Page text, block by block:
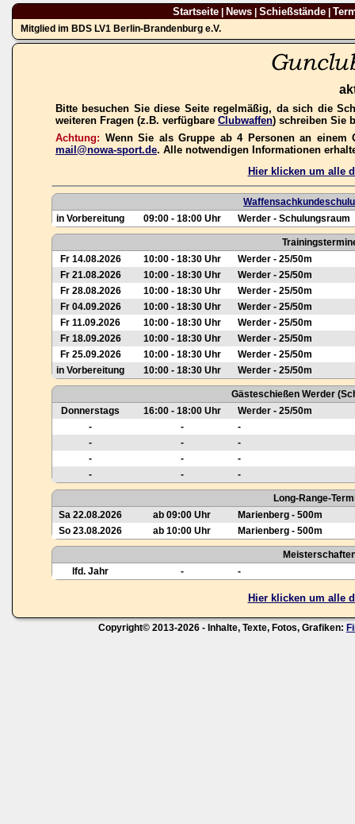
Startseite| News| Schießstände|
Mitglied im BDS LV1 Berlin-Brandenburg e.V.
Bitte besuchen Sie diese Seite regelmäßig, da sich die
weiteren Fragen (z.B. verfügbare Clubwaffen) schreiben Sie
Achtung: Wenn Sie als Gruppe ab 4 Personen an
mail@nowa-sport.de. Alle notwendigen Informationen
Hier klicken um alle
in Vorbereitung
09:00 - 18:00 Uhr Werder - Schulungsraum
Fr 14.08.2026
10:00 - 18:30 Uhr
Werder - 25/50m
Fr 21.08.2026
10:00 - 18:30 Uhr
Werder - 25/50m
Fr 28.08.2026
10:00 - 18:30 Uhr
Werder - 25/50m
Fr 04.09.2026
10:00 - 18:30 Uhr
Werder - 25/50m
Fr 11.09.2026
10:00 - 18:30 Uhr
Werder - 25/50m
Fr 18.09.2026
10:00 - 18:30 Uhr
Werder - 25/50m
Fr 25.09.2026
10:00 - 18:30 Uhr
Werder - 25/50m
in Vorbereitung
10:00 - 18:30 Uhr Werder - 25/50m
Gästeschießen Werder
Donnerstags
16:00 - 18:00 Uhr
Werder - 25/50m
-
-
-
-
-
-
-
-
-
-
- -
Long-Range-
Sa 22.08.2026
ab 09:00 Uhr
Marienberg - 500m
So 23.08.2026
ab 10:00 Uhr Marienberg - 500m
lfd. Jahr
- -
Hier klicken um alle
Copyright© 2013-2026 - Inhalte, Texte, Fotos, Grafiken: